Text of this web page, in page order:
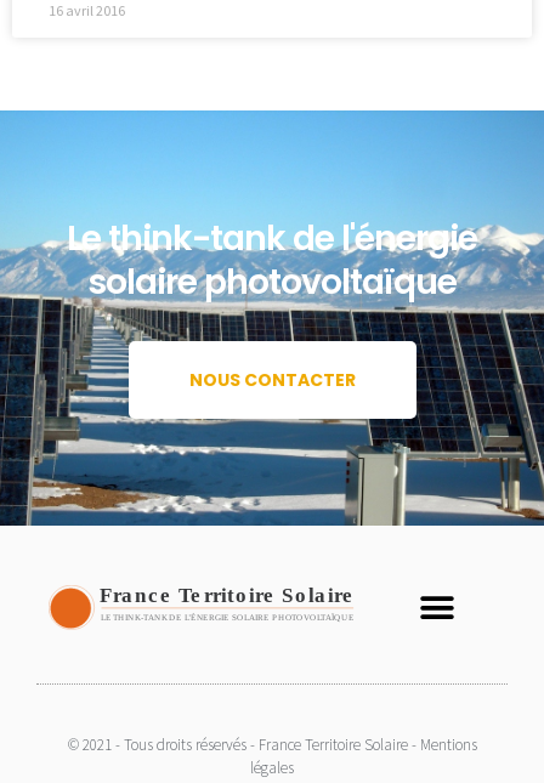
16 avril 2016
Le think-tank de l'énergie
solaire photovoltaïque
NOUS CONTACTER
© 2021 - Tous droits réservés - France Territoire Solaire - Mentions
légales